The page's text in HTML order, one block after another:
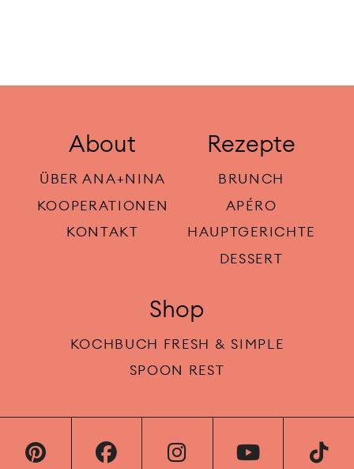
About
ÜBER ANA+NINA
KOOPERATIONEN
KONTAKT
Rezepte
BRUNCH
APÉRO
HAUPTGERICHTE
DESSERT
Shop
KOCHBUCH FRESH & SIMPLE
SPOON REST